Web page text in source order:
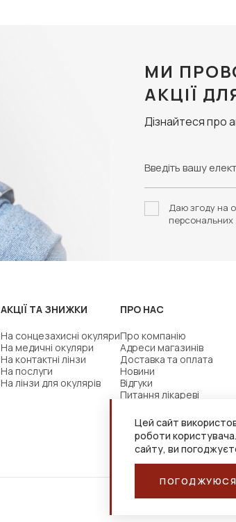
МИ
АКЦІЇ
Дізнайтеся про
Даю згоду на
Цей сайт
роботи
сайту, ви
АКЦІЇ ТА ЗНИЖКИ
На сонцезахисні окуляри
На медичні окуляри
На контактні лінзи
На послуги
На лінзи для окулярів
ПРО НАС
Про компанію
Адреси магазинів
Доставка та оплата
Новини
Відгуки
Питання лікареві